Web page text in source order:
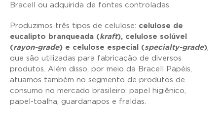
Bracell ou adquirida de fontes controladas.
Produzimos três tipos de celulose: celulose de
eucalipto branqueada (kraft), celulose solúvel
(rayon-grade) e celulose especial (specialty-grade)
que são utilizadas para fabricação de diversos
produtos. Além disso, por meio da Bracell Papéis,
atuamos também no segmento de produtos de
consumo no mercado brasileiro: papel higiênico,
papel-toalha, guardanapos e fraldas.